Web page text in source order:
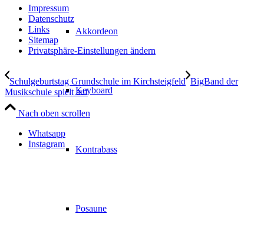
Akkordeon
Keyboard
Kontrabass
Posaune
Impressum
Datenschutz
Links
Sitemap
Privatsphäre-Einstellungen ändern
Schulgeburtstag Grundschule im Kirchsteigfeld BigBand der
Musikschule spielt auf
Nach oben scrollen
Whatsapp
Instagram